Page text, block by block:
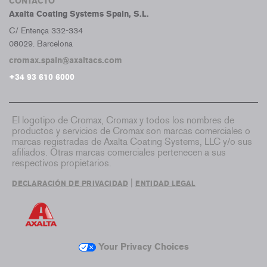
Axalta Coating Systems Spain, S.L.
C/ Entença 332-334
08029. Barcelona
cromax.spain@axaltacs.com
+34 93 610 6000
El logotipo de Cromax, Cromax y todos los nombres de
productos y servicios de Cromax son marcas comerciales o
marcas registradas de Axalta Coating Systems, LLC y/o sus
afiliados. Otras marcas comerciales pertenecen a sus
respectivos propietarios.
DECLARACIÓN DE PRIVACIDAD ENTIDAD LEGAL
Your Privacy Choices